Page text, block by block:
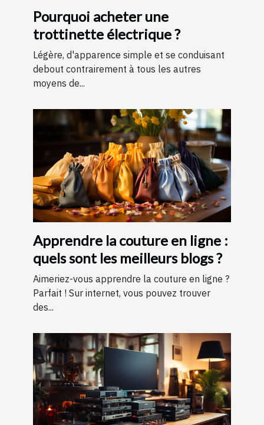
Pourquoi acheter une
trottinette électrique ?
Légère, d'apparence simple et se conduisant
debout contrairement à tous les autres
moyens de...
Apprendre la couture en ligne :
quels sont les meilleurs blogs ?
Aimeriez-vous apprendre la couture en ligne ?
Parfait ! Sur internet, vous pouvez trouver
des...